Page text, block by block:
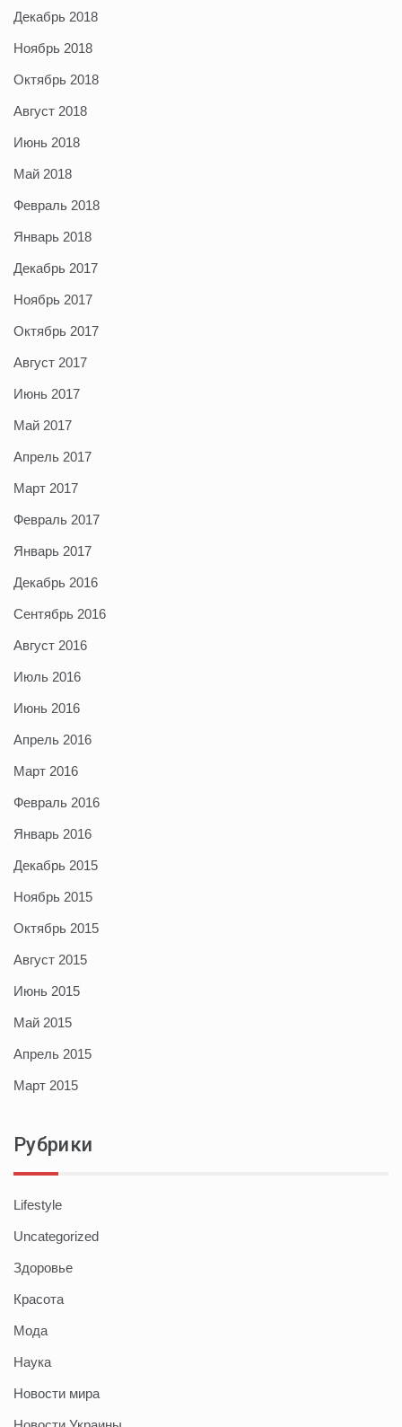
Декабрь 2018
Ноябрь 2018
Октябрь 2018
Август 2018
Июнь 2018
Май 2018
Февраль 2018
Январь 2018
Декабрь 2017
Ноябрь 2017
Октябрь 2017
Август 2017
Июнь 2017
Май 2017
Апрель 2017
Март 2017
Февраль 2017
Январь 2017
Декабрь 2016
Сентябрь 2016
Август 2016
Июль 2016
Июнь 2016
Апрель 2016
Март 2016
Февраль 2016
Январь 2016
Декабрь 2015
Ноябрь 2015
Октябрь 2015
Август 2015
Июнь 2015
Май 2015
Апрель 2015
Март 2015
Рубрики
Lifestyle
Uncategorized
Здоровье
Красота
Мода
Наука
Новости мира